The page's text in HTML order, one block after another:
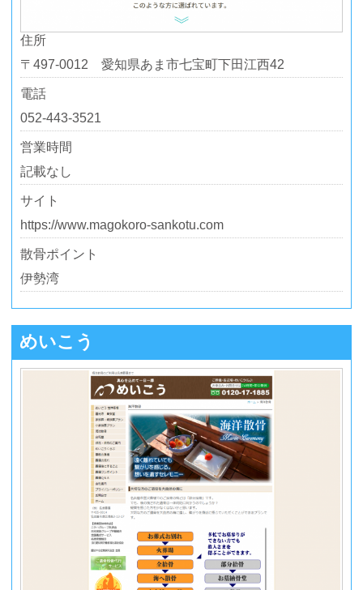
住所
〒497-0012 愛知県あま市七宝町下田江西42
電話
052-443-3521
営業時間
記載なし
サイト
https://www.magokoro-sankotu.com
散骨ポイント
伊勢湾
めいこう